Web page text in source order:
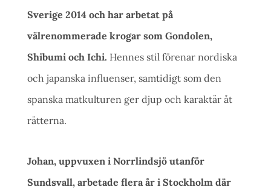
Sverige 2014 och har arbetat på
välrenommerade krogar som Gondolen,
Shibumi och Ichi. Hennes stil förenar nordiska
och japanska influenser, samtidigt som den
spanska matkulturen ger djup och karaktär åt
rätterna.
Johan, uppvuxen i Norrlindsjö utanför
Sundsvall, arbetade flera år i Stockholm där